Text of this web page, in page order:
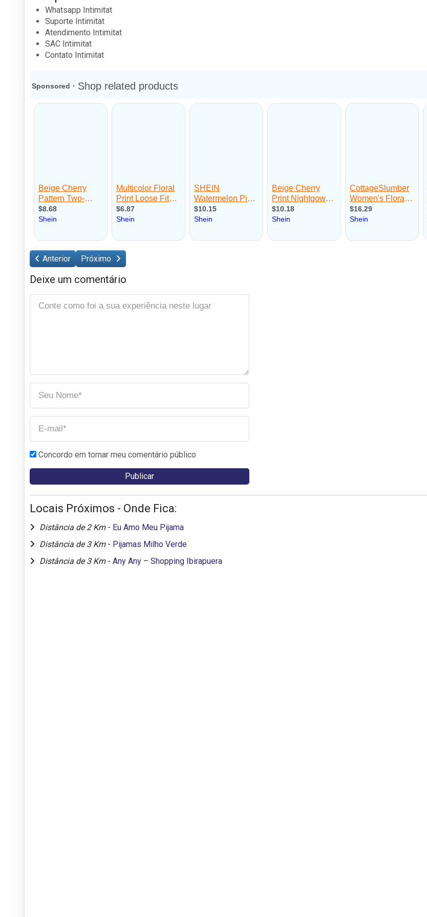
Whatsapp Intimitat
Suporte Intimitat
Atendimento Intimitat
SAC Intimitat
Contato Intimitat
Anterior Próximo
Deixe um comentário
Concordo em tornar meu comentário público
Locais Próximos - Onde Fica:
Distância de 2 Km - Eu Amo Meu Pijama
Distância de 3 Km - Pijamas Milho Verde
Distância de 3 Km - Any Any – Shopping Ibirapuera